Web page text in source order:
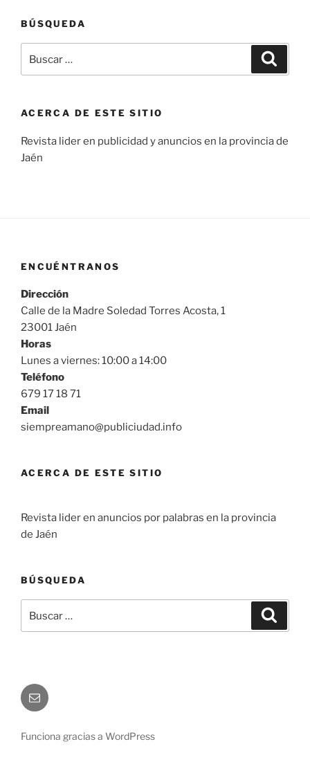
BÚSQUEDA
por:
ACERCA DE ESTE SITIO
Revista lider en publicidad y anuncios en la provincia de
Jaén
ENCUÉNTRANOS
Dirección
Calle de la Madre Soledad Torres Acosta, 1
23001 Jaén
Horas
Lunes a viernes: 10:00 a 14:00
Teléfono
679 17 18 71
Email
siempreamano@publiciudad.info
ACERCA DE ESTE SITIO
Revista lider en anuncios por palabras en la provincia
de Jaén
BÚSQUEDA
por:
Correo
electrónico
Funciona gracias a WordPress